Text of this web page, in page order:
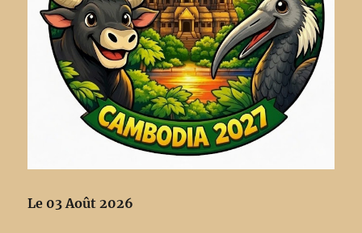
Le 03 Août 2026